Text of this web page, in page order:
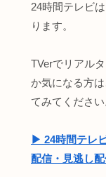
24時間テレビ
ります。
TVerでリアル
か気になる方
てみてください
▶︎ 24時間テレ
配信・見逃し